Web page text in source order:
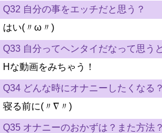
Q32 自分の事をエッチだと思う？
はい(〃ω〃)
Q33 自分ってヘンタイだなって思う
Hな動画をみちゃう！
Q34 どんな時にオナニーしたくなる？
寝る前に(〃∇〃)
Q35 オナニーのおかずは？また方法？